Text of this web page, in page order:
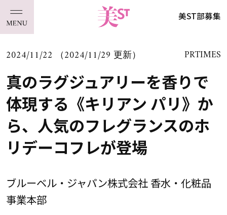
美ST部募集
2024/11/22 （2024/11/29 更新） PRTIMES
真のラグジュアリーを香りで
体現する《キリアン パリ》か
ら、人気のフレグランスのホ
リデーコフレが登場
ブルーベル・ジャパン株式会社 香水・化粧品
事業本部